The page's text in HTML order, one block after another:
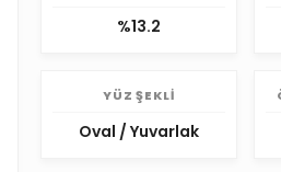
%13.2
YÜZ ŞEKLI
Oval / Yuvarlak